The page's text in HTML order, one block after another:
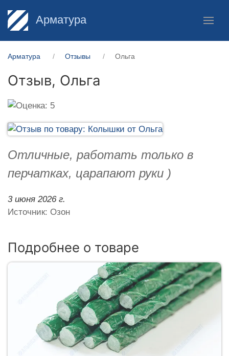
Арматура
Арматура Отзывы Ольга
Отзыв, Ольга
Отличные, работать только в
перчатках, царапают руки )
3 июня 2026 г.
Источник: Озон
Подробнее о товаре